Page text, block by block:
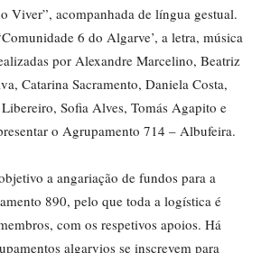
Viver”, acompanhada de língua gestual.
6 do Algarve’, a letra, música
por Alexandre Marcelino, Beatriz
Catarina Sacramento, Daniela Costa,
Sofia Alves, Tomás Agapito e
o Agrupamento 714 – Albufeira.
a angariação de fundos para a
890, pelo que toda a logística é
com os respetivos apoios. Há
algarvios se inscrevem para